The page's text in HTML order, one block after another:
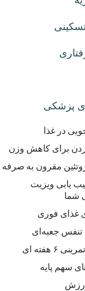
پزشکی
در غذا
برای کاهش وزن
مقرون به صرفه
یابی ویزیت
شما
غذای فوری
تنفس جعبه‌ای
۶ هفته ای
سهم پایه